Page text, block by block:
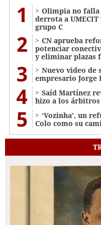
1
Olimpia no falla
derrota a
grupo C
2
CN aprueba
potenciar
y eliminar plazas
3
Nuevo video de
empresario Jorge
4
Saíd Martínez
hizo a los
5
‘Vozinha’, un
Colo como su